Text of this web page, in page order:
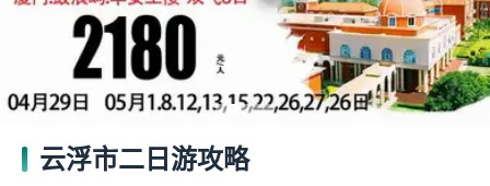
云浮市二日游攻略